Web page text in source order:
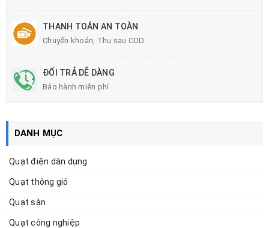
THANH TOÁN AN TOÀN
Chuyển khoản, Thu sau COD
ĐỔI TRẢ DỄ DÀNG
Bảo hành miễn phí
DANH MỤC
Quạt điện dân dụng
Quạt thông gió
Quạt sàn
Quạt công nghiệp